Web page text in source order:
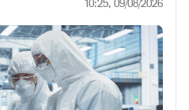
10:25, 09/08/2026